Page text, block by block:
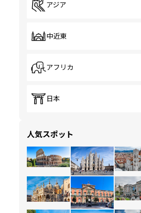
アジア
中近東
アフリカ
日本
人気スポット